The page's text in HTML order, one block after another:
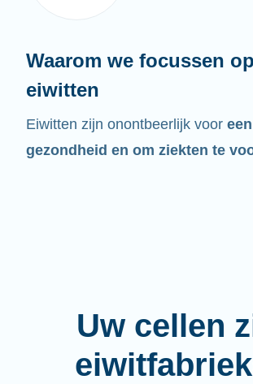
Waarom we focussen op
eiwitten
Eiwitten zijn onontbeerlijk voor
gezondheid en om ziekten te
Uw cellen